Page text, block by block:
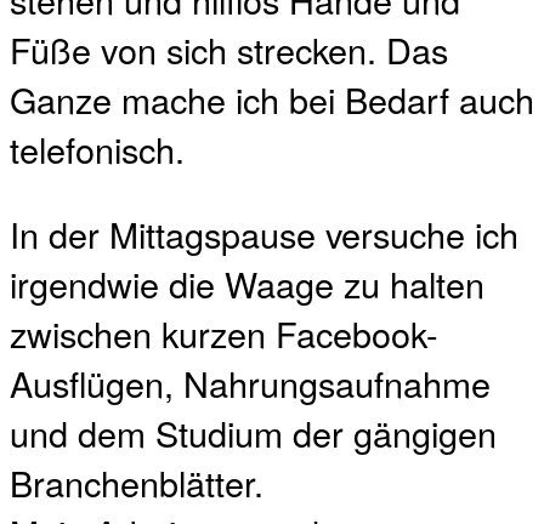
Füße von sich strecken. Das
Ganze mache ich bei Bedarf auch
telefonisch.
In der Mittagspause versuche ich
irgendwie die Waage zu halten
zwischen kurzen Facebook-
Ausflügen, Nahrungsaufnahme
und dem Studium der gängigen
Branchenblätter.